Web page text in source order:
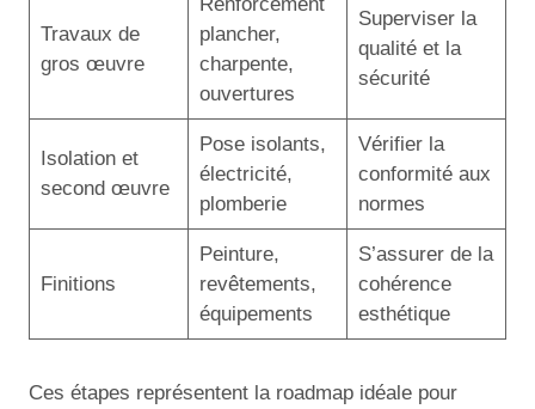
Travaux de
gros œuvre
plancher,
charpente,
ouvertures
Superviser la
qualité et la
sécurité
Isolation et
second œuvre
Pose isolants,
électricité,
plomberie
Vérifier la
conformité aux
normes
Finitions
Peinture,
revêtements,
équipements
S’assurer de la
cohérence
esthétique
Ces étapes représentent la roadmap idéale pour